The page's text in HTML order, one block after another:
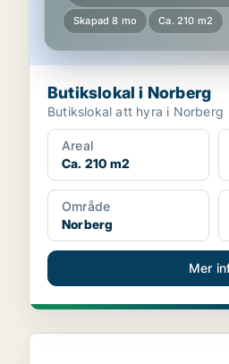
Skapad 8 mo Ca. 210 m2
Butikslokal i Norberg
Butikslokal att hyra i Norberg
Areal
Ca. 210 m2
Område
Norberg
Mer